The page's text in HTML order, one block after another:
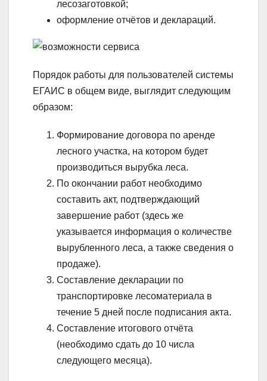
лесозаготовкой;
оформление отчётов и деклараций.
Порядок работы для пользователей системы
ЕГАИС в общем виде, выглядит следующим
образом:
Формирование договора по аренде
лесного участка, на котором будет
производиться вырубка леса.
По окончании работ необходимо
составить акт, подтверждающий
завершение работ (здесь же
указывается информация о количестве
вырубленного леса, а также сведения о
продаже).
Составление декларации по
транспортировке лесоматериала в
течение 5 дней после подписания акта.
Составление итогового отчёта
(необходимо сдать до 10 числа
следующего месяца).